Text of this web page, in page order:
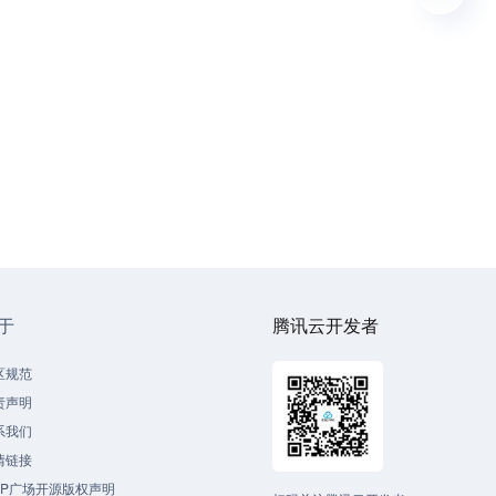
规范
声明
我们
链接
广场开源版权声明
腾讯云开发者